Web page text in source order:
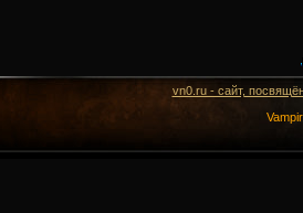
vn0.ru - сайт,